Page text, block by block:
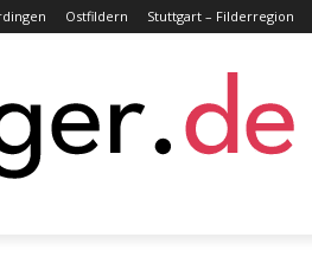
Ostfildern Stuttgart – Filderregion